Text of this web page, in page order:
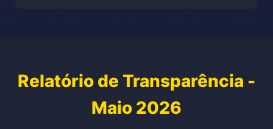
Relatório de Transparência -
Maio 2026